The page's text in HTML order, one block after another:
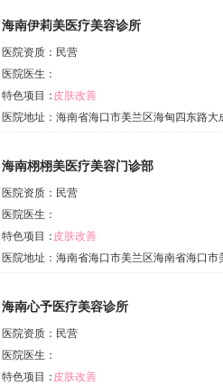
海南伊莉美医疗美容诊所
医院资质：民营
医院医生：
特色项目：皮肤改善
医院地址：海南省海口市美兰区海甸四东路
海南栩栩美医疗美容门诊部
医院资质：民营
医院医生：
特色项目：皮肤改善
医院地址：海南省海口市美兰区海南省海口市
海南心予医疗美容诊所
医院资质：民营
医院医生：
特色项目：皮肤改善